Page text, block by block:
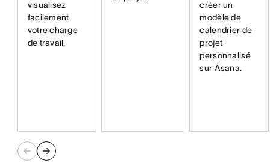
visualisez
facilement
votre charge
de travail.
créer un
modèle de
calendrier de
projet
personnalisé
sur Asana.